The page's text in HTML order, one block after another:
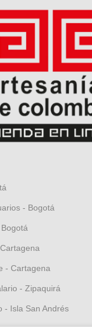
- Bogotá
- Cartagena
- Zipaquirá
- Isla San Andrés